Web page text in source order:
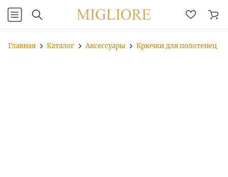
Главная Каталог Аксессуары Крючки для полотенец